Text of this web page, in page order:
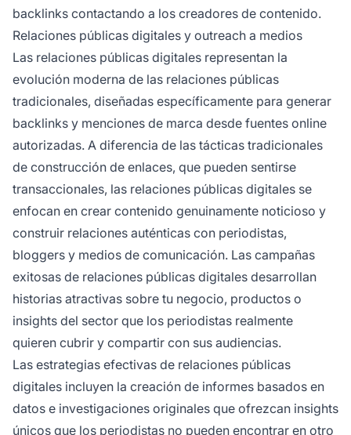
backlinks contactando a los creadores de contenido.
Relaciones públicas digitales y outreach a medios
Las relaciones públicas digitales representan la
evolución moderna de las relaciones públicas
tradicionales, diseñadas específicamente para generar
backlinks y menciones de marca desde fuentes online
autorizadas. A diferencia de las tácticas tradicionales
de construcción de enlaces, que pueden sentirse
transaccionales, las relaciones públicas digitales se
enfocan en crear contenido genuinamente noticioso y
construir relaciones auténticas con periodistas,
bloggers y medios de comunicación. Las campañas
exitosas de relaciones públicas digitales desarrollan
historias atractivas sobre tu negocio, productos o
insights del sector que los periodistas realmente
quieren cubrir y compartir con sus audiencias.
Las estrategias efectivas de relaciones públicas
digitales incluyen la creación de informes basados en
datos e investigaciones originales que ofrezcan insights
únicos que los periodistas no pueden encontrar en otro